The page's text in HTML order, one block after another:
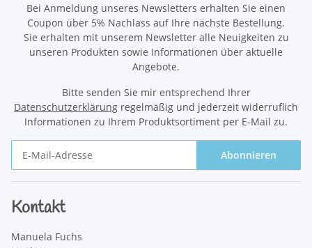
Bei Anmeldung unseres Newsletters erhalten Sie einen
Coupon über 5% Nachlass auf Ihre nächste Bestellung.
Sie erhalten mit unserem Newsletter alle Neuigkeiten zu
unseren Produkten sowie Informationen über aktuelle
Angebote.
Bitte senden Sie mir entsprechend Ihrer
Datenschutzerklärung regelmäßig und jederzeit widerruflich
Informationen zu Ihrem Produktsortiment per E-Mail zu.
Abonnieren
Kontakt
Manuela Fuchs